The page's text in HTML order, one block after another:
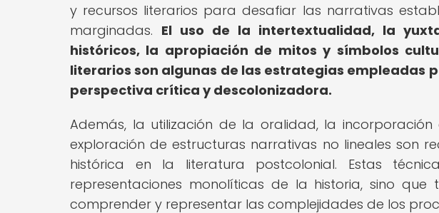
y recursos literarios para desafiar las narrativas
marginadas. El uso de la intertextualidad, la
históricos, la apropiación de mitos y símbolos
literarios son algunas de las estrategias empleadas
perspectiva crítica y descolonizadora.
Además, la utilización de la oralidad, la
exploración de estructuras narrativas no lineales son
histórica en la literatura postcolonial. Estas
representaciones monolíticas de la historia, sino
comprender y representar las complejidades de los